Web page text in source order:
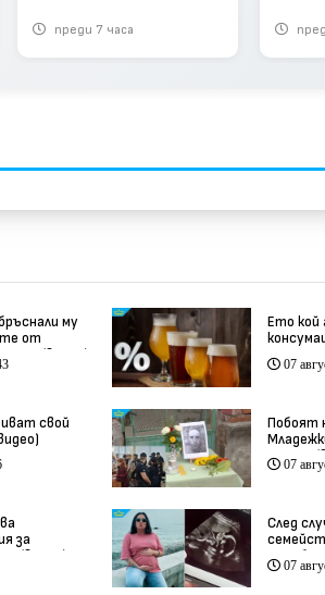
преди 7 часа
му
от
(видео)
Ето кой
07
свой
Побоят
от час
07
за
(видео)
След
след
(видео)
07